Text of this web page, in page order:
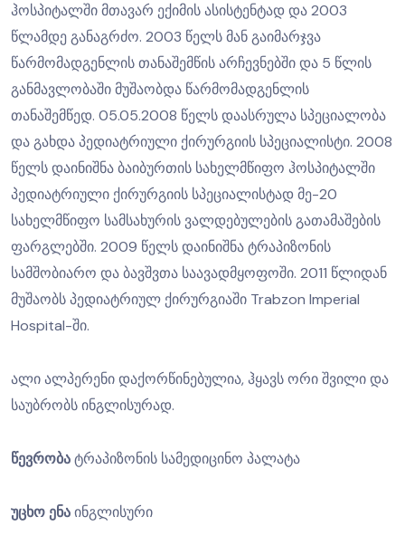
ჰოსპიტალში მთავარ ექიმის ასისტენტად და 2003
წლამდე განაგრძო. 2003 წელს მან გაიმარჯვა
წარმომადგენლის თანაშემწის არჩევნებში და 5 წლის
განმავლობაში მუშაობდა წარმომადგენლის
თანაშემწედ. 05.05.2008 წელს დაასრულა სპეციალობა
და გახდა პედიატრიული ქირურგიის სპეციალისტი. 2008
წელს დაინიშნა ბაიბურთის სახელმწიფო ჰოსპიტალში
პედიატრიული ქირურგიის სპეციალისტად მე-20
სახელმწიფო სამსახურის ვალდებულების გათამაშების
ფარგლებში. 2009 წელს დაინიშნა ტრაპიზონის
სამშობიარო და ბავშვთა საავადმყოფოში. 2011 წლიდან
მუშაობს პედიატრიულ ქირურგიაში Trabzon Imperial
Hospital-ში.
ალი ალპერენი დაქორწინებულია, ჰყავს ორი შვილი და
საუბრობს ინგლისურად.
წევრობატრაპიზონის სამედიცინო პალატა
უცხო ენაინგლისური